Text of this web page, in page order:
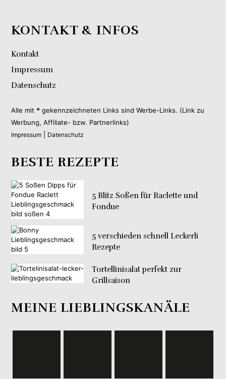
KONTAKT & INFOS
Kontakt
Impressum
Datenschutz
Alle mit * gekennzeichneten Links sind Werbe-Links. (Link zu
Werbung, Affiliate- bzw. Partnerlinks)
Impressum Datenschutz
BESTE REZEPTE
5 Blitz Soßen für Raclette und
Fondue
5 verschieden schnell Leckerli
Rezepte
Tortellinisalat perfekt zur
Grillsaison
MEINE LIEBLINGSKANÄLE